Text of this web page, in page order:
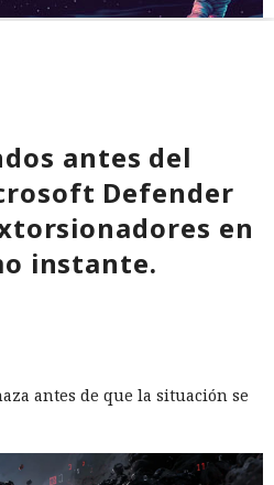
antes del
Defender
en
instante.
antes de que la situación se